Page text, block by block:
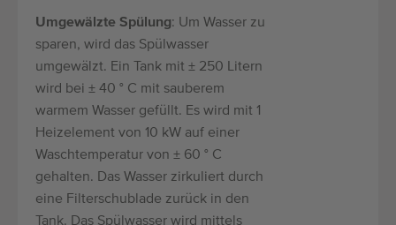
Umgewälzte Spülung: Um Wasser zu
sparen, wird das Spülwasser
umgewälzt. Ein Tank mit ± 250 Litern
wird bei ± 40 ° C mit sauberem
warmem Wasser gefüllt. Es wird mit 1
Heizelement von 10 kW auf einer
Waschtemperatur von ± 60 ° C
gehalten. Das Wasser zirkuliert durch
eine Filterschublade zurück in den
Tank. Das Spülwasser wird mittels